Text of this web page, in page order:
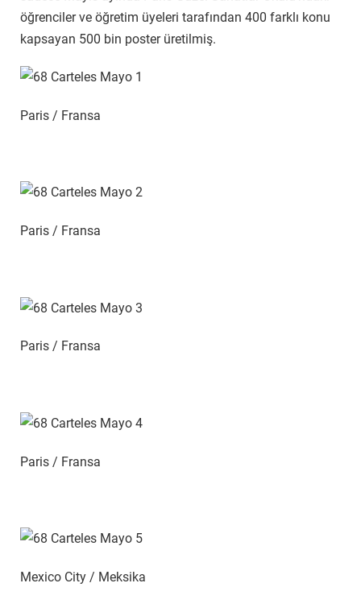
öğrenciler ve öğretim üyeleri tarafından 400 farklı konu
kapsayan 500 bin poster üretilmiş.
Paris / Fransa
Paris / Fransa
Paris / Fransa
Paris / Fransa
Mexico City / Meksika